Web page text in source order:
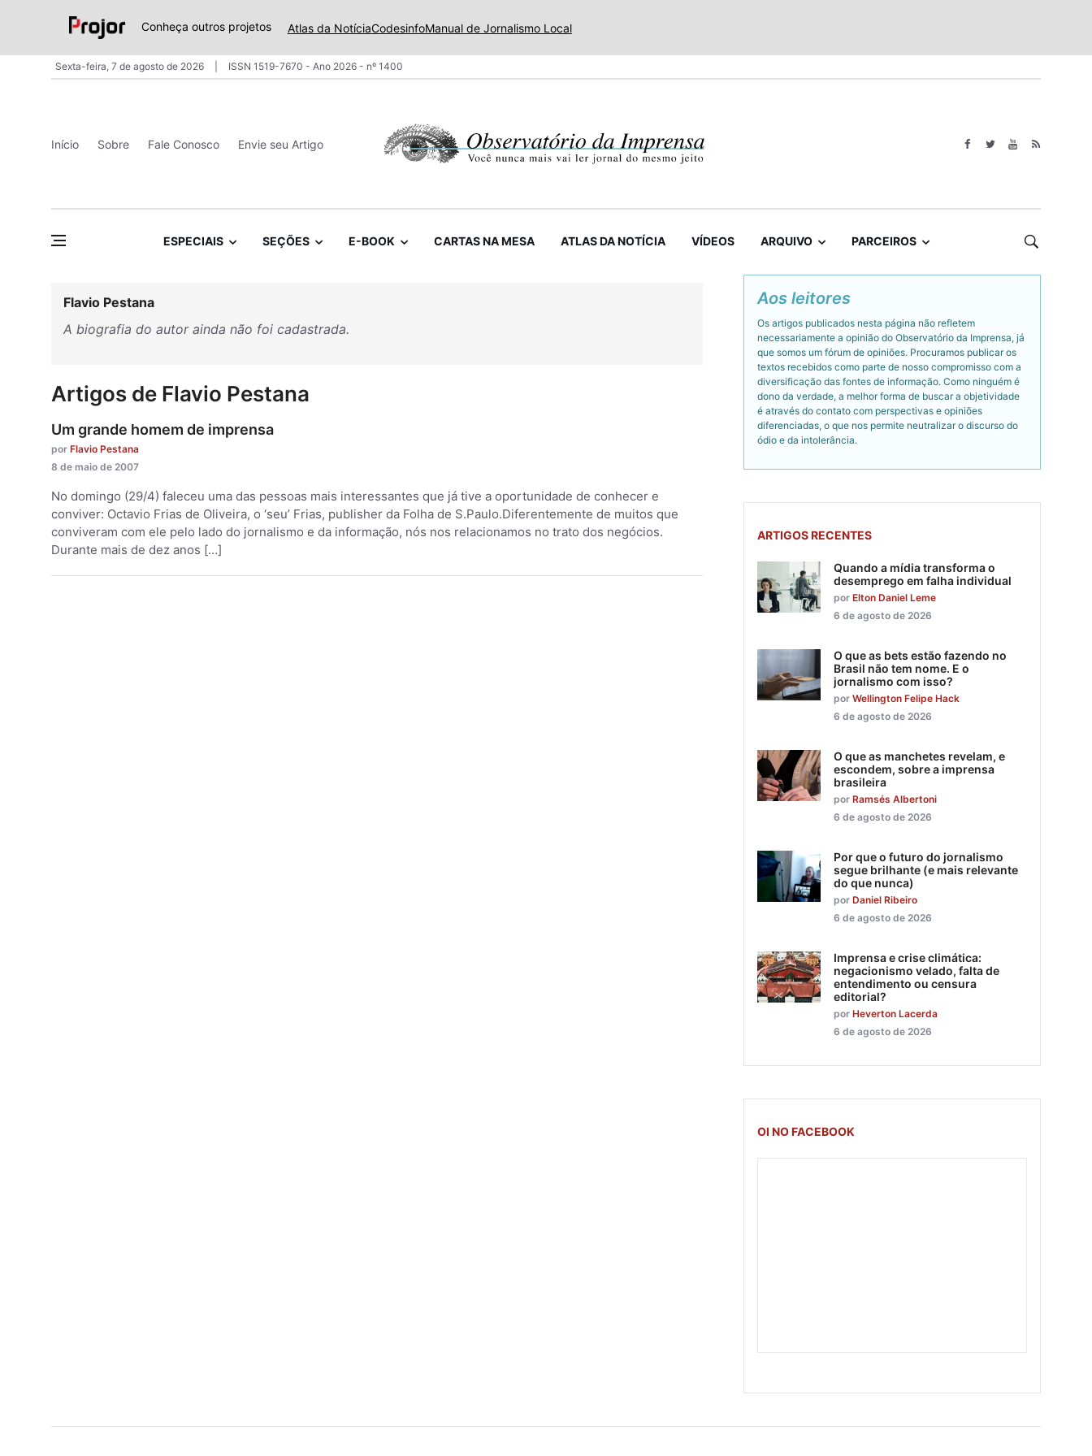
Conheça outros projetos Atlas da NotíciaCodesinfoManual de Jornalismo Local
Sexta-feira, 7 de agosto de 2026 ISSN 1519-7670 - Ano 2026 - nº 1400
Início Sobre Fale Conosco Envie seu Artigo
ESPECIAIS SEÇÕES E-BOOK CARTAS NA MESA ATLAS DA NOTÍCIA VÍDEOS ARQUIVO PARCEIROS
Flavio Pestana
A biografia do autor ainda não foi cadastrada.
Artigos de Flavio Pestana
Um grande homem de imprensa
por Flavio Pestana
8 de maio de 2007
No domingo (29/4) faleceu uma das pessoas mais interessantes que já tive a oportunidade de conhecer e
conviver: Octavio Frias de Oliveira, o ‘seu’ Frias, publisher da Folha de S.Paulo.Diferentemente de muitos que
conviveram com ele pelo lado do jornalismo e da informação, nós nos relacionamos no trato dos negócios.
Durante mais de dez anos […]
Aos leitores
Os artigos publicados nesta página não refletem
necessariamente a opinião do Observatório da Imprensa, já
que somos um fórum de opiniões. Procuramos publicar os
textos recebidos como parte de nosso compromisso com a
diversificação das fontes de informação. Como ninguém é
dono da verdade, a melhor forma de buscar a objetividade
é através do contato com perspectivas e opiniões
diferenciadas, o que nos permite neutralizar o discurso do
ódio e da intolerância.
ARTIGOS RECENTES
Quando a mídia transforma o
desemprego em falha individual
por Elton Daniel Leme
6 de agosto de 2026
O que as bets estão fazendo no
Brasil não tem nome. E o
jornalismo com isso?
por Wellington Felipe Hack
6 de agosto de 2026
O que as manchetes revelam, e
escondem, sobre a imprensa
brasileira
por Ramsés Albertoni
6 de agosto de 2026
Por que o futuro do jornalismo
segue brilhante (e mais relevante
do que nunca)
por Daniel Ribeiro
6 de agosto de 2026
Imprensa e crise climática:
negacionismo velado, falta de
entendimento ou censura
editorial?
por Heverton Lacerda
6 de agosto de 2026
OI NO FACEBOOK